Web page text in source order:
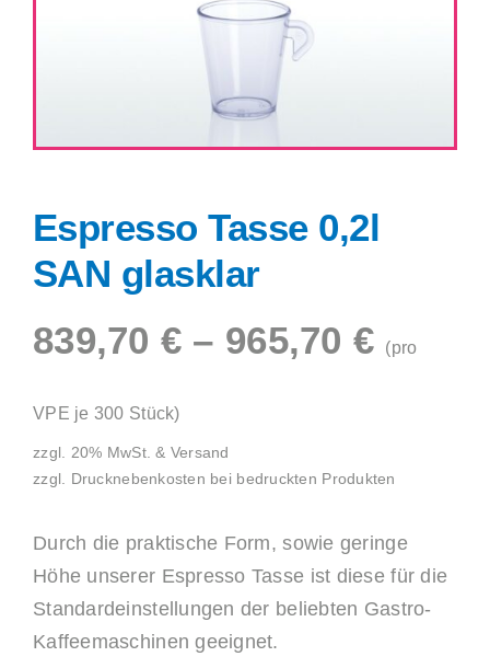
Espresso Tasse 0,2l
SAN glasklar
839,70 € – 965,70 € (pro
VPE je 300 Stück)
zzgl. 20% MwSt. & Versand
zzgl. Drucknebenkosten bei bedruckten Produkten
Durch die praktische Form, sowie geringe
Höhe unserer Espresso Tasse ist diese für die
Standardeinstellungen der beliebten Gastro-
Kaffeemaschinen geeignet.